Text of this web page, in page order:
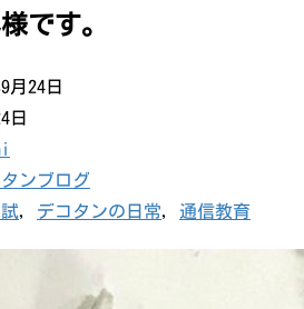
です。
月24日
日
ンブログ
, デコタンの日常, 通信教育